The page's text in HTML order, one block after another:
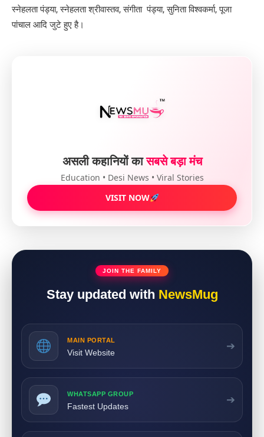
स्नेहलता पंड्या, स्नेहलता श्रीवास्तव, संगीता पंड्या, सुनिता विश्वकर्मा, पूजा
पांचाल आदि जुटे हुए है।
असली कहानियों कासबसे बड़ा मंच
Education • Desi News • Viral Stories
VISIT NOW
JOIN THE FAMILY
Stay updated with NewsMug
MAIN PORTAL
Visit Website
➔
WHATSAPP GROUP
Fastest Updates
➔